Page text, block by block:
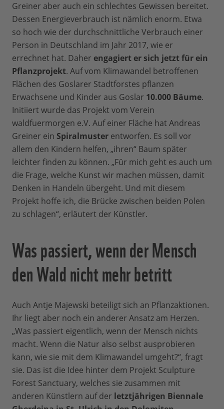
Greiner aber auch ein schlechtes Gewissen bereitet.
Dessen Energieverbrauch ist nämlich enorm. Etwa
so hoch wie der durchschnittliche Verbrauch einer
Person in Deutschland im Jahr 2017, wie er
errechnet hat. Daher engagiert er sich jetzt für ein
Pflanzprojekt. Auf vom Klimawandel betroffenen
Flächen des Goslarer Stadtforstes pflanzen
Erwachsene und Kinder aus Goslar 10.000 Bäume.
Initiiert wurde das Projekt vom Verein
waldfuermorgen e.V. Auf einer Fläche hat Andreas
Greiner ein Spiralmuster entworfen. Es soll vor
allem den Kindern helfen, „ihren“ Baum später
leichter finden zu können. „Für mich geht es auch um
die Frage, welche Kunst wir machen müssen, damit
Denken in Handeln übergeht. Und mit diesem
Projekt hoffe ich, die Brücke zwischen beiden Polen
zu schlagen“, erläutert der Künstler.
Was passiert, wenn der Mensch
den Wald nicht mehr betritt
Auch Antje Majewski beteiligt sich an Pflanzaktionen.
Ihr liegt aber noch ein anderer Ansatz am Herzen.
„Was passiert eigentlich, wenn der Mensch nichts
macht. Wenn die Natur also selbst ausprobieren
kann, wie sie mit dem Klimawandel umgeht?“, fragt
sie. Das ist die Idee hinter dem Projekt Sculpture
Forest Sanctuary, welches sie zusammen mit
anderen Künstlern auf der letztjährigen Biennale